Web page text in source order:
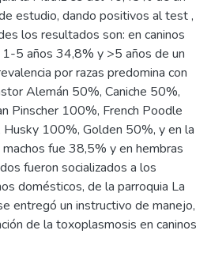
estudio, dando positivos al test ,
los resultados son: en caninos
5 años 34,8% y >5 años de un
por razas predomina con
Alemán 50%, Caniche 50%,
Pinscher 100%, French Poodle
100%, Golden 50%, y en la
fue 38,5% y en hembras
fueron socializados a los
domésticos, de la parroquia La
entregó un instructivo de manejo,
de la toxoplasmosis en caninos